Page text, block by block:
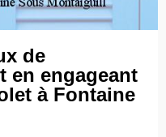
de
en engageant
à Fontaine